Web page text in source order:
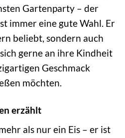
Gartenparty – der
immer eine gute Wahl. Er
beliebt, sondern auch
gerne an ihre Kindheit
Geschmack
möchten.
erzählt
als nur ein Eis – er ist